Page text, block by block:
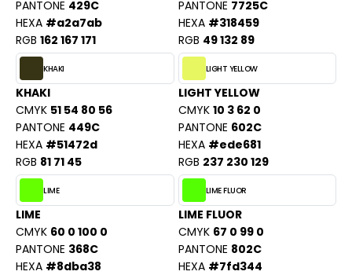
ETIQUETTE
CLOTHING
DENIM
PANTONE 429C
HEXA #a2a7ab
RGB 162 167 171
PANTONE 7725C
HEXA #318459
RGB 49 132 89
KHAKI
KHAKI
CMYK 51 54 80 56
PANTONE 449C
HEXA #51472d
RGB 81 71 45
LIGHT YELLOW
LIGHT YELLOW
CMYK 10 3 62 0
PANTONE 602C
HEXA #ede681
RGB 237 230 129
LIME
LIME
CMYK 60 0 100 0
PANTONE 368C
HEXA #8dba38
LIME FLUOR
LIME FLUOR
CMYK 67 0 99 0
PANTONE 802C
HEXA #7fd344